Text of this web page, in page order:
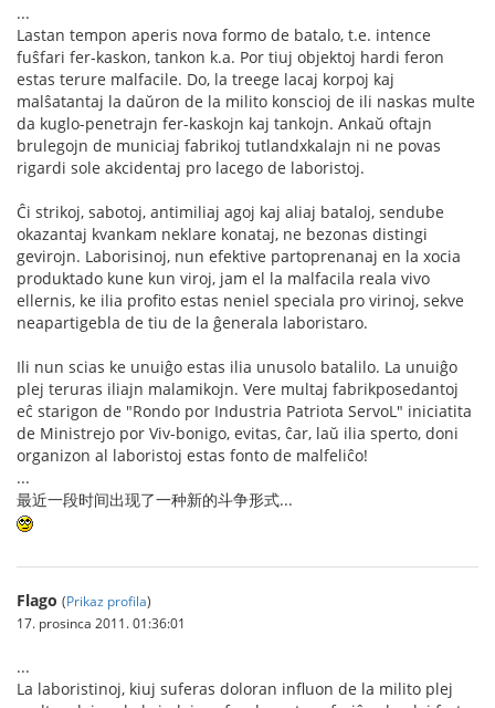
...
Lastan tempon aperis nova formo de batalo, t.e. intence
fuŝfari fer-kaskon, tankon k.a. Por tiuj objektoj hardi feron
estas terure malfacile. Do, la treege lacaj korpoj kaj
malŝatantaj la daŭron de la milito konscioj de ili naskas multe
da kuglo-penetrajn fer-kaskojn kaj tankojn. Ankaŭ oftajn
brulegojn de municiaj fabrikoj tutlandxkalajn ni ne povas
rigardi sole akcidentaj pro lacego de laboristoj.
Ĉi strikoj, sabotoj, antimiliaj agoj kaj aliaj bataloj, sendube
okazantaj kvankam neklare konataj, ne bezonas distingi
gevirojn. Laborisinoj, nun efektive partoprenanaj en la xocia
produktado kune kun viroj, jam el la malfacila reala vivo
ellernis, ke ilia profito estas neniel speciala pro virinoj, sekve
neapartigebla de tiu de la ĝenerala laboristaro.
Ili nun scias ke unuiĝo estas ilia unusolo batalilo. La unuiĝo
plej teruras iliajn malamikojn. Vere multaj fabrikposedantoj
eĉ starigon de "Rondo por Industria Patriota ServoL" iniciatita
de Ministrejo por Viv-bonigo, evitas, ĉar, laŭ ilia sperto, doni
organizon al laboristoj estas fonto de malfeliĉo!
...
最近一段时间出现了一种新的斗争形式...
Flago (Prikaz profila)
17. prosinca 2011. 01:36:01
...
La laboristinoj, kiuj suferas doloran influon de la milito plej